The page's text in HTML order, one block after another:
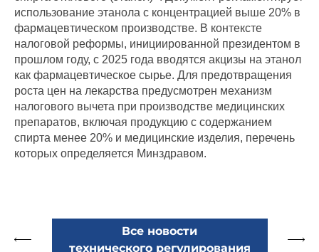
использование этанола с концентрацией выше 20% в
фармацевтическом производстве. В контексте
налоговой реформы, инициированной президентом в
прошлом году, с 2025 года вводятся акцизы на этанол
как фармацевтическое сырье. Для предотвращения
роста цен на лекарства предусмотрен механизм
налогового вычета при производстве медицинских
препаратов, включая продукцию с содержанием
спирта менее 20% и медицинские изделия, перечень
которых определяется Минздравом.
Все новости
технического регулирования